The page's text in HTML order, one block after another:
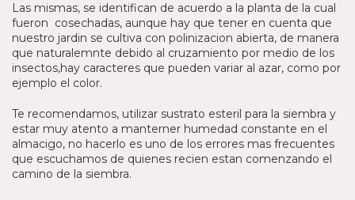
Las mismas, se identifican de acuerdo a la planta de la cual
fueron cosechadas, aunque hay que tener en cuenta que
nuestro jardin se cultiva con polinizacion abierta, de manera
que naturalemnte debido al cruzamiento por medio de los
insectos,hay caracteres que pueden variar al azar, como por
ejemplo el color.
Te recomendamos, utilizar sustrato esteril para la siembra y
estar muy atento a manterner humedad constante en el
almacigo, no hacerlo es uno de los errores mas frecuentes
que escuchamos de quienes recien estan comenzando el
camino de la siembra.